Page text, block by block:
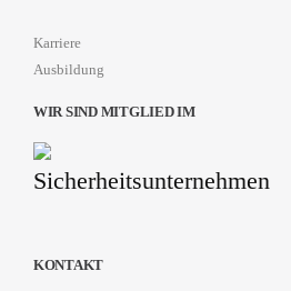
Karriere
Ausbildung
WIR SIND MITGLIED IM
KONTAKT